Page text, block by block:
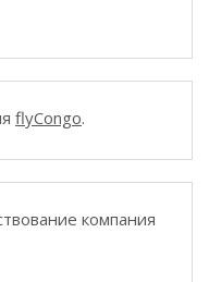
flyCongo.
компания